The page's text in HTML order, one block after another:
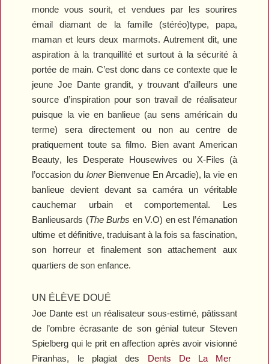
monde vous sourit, et vendues par les sourires
émail diamant de la famille (stéréo)type, papa,
maman et leurs deux marmots. Autrement dit, une
aspiration à la tranquillité et surtout à la sécurité à
portée de main. C’est donc dans ce contexte que le
jeune Joe Dante grandit, y trouvant d’ailleurs une
source d’inspiration pour son travail de réalisateur
puisque la vie en banlieue (au sens américain du
terme) sera directement ou non au centre de
pratiquement toute sa filmo. Bien avant American
Beauty, les Desperate Housewives ou X-Files (à
l’occasion du loner Bienvenue En Arcadie), la vie en
banlieue devient devant sa caméra un véritable
cauchemar urbain et comportemental. Les
Banlieusards (The Burbs en V.O) en est l’émanation
ultime et définitive, traduisant à la fois sa fascination,
son horreur et finalement son attachement aux
quartiers de son enfance.
UN ÉLÈVE DOUÉ
Joe Dante est un réalisateur sous-estimé, pâtissant
de l’ombre écrasante de son génial tuteur Steven
Spielberg qui le prit en affection après avoir visionné
Piranhas, le plagiat des Dents De La Mer